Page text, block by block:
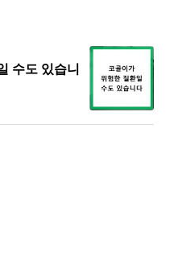
수도 있습니